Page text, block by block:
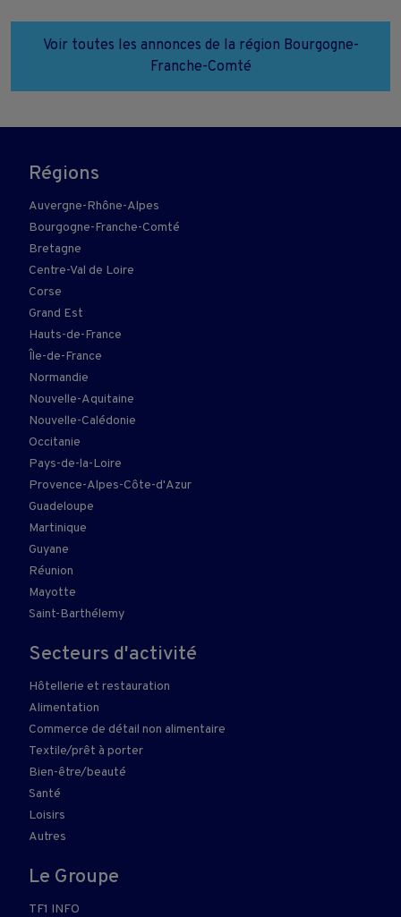
Voir toutes les annonces de la région Bourgogne-
Franche-Comté
Régions
Auvergne-Rhône-Alpes
Bourgogne-Franche-Comté
Bretagne
Centre-Val de Loire
Corse
Grand Est
Hauts-de-France
Île-de-France
Normandie
Nouvelle-Aquitaine
Nouvelle-Calédonie
Occitanie
Pays-de-la-Loire
Provence-Alpes-Côte-d'Azur
Guadeloupe
Martinique
Guyane
Réunion
Mayotte
Saint-Barthélemy
Secteurs d'activité
Hôtellerie et restauration
Alimentation
Commerce de détail non alimentaire
Textile/prêt à porter
Bien-être/beauté
Santé
Loisirs
Autres
Le Groupe
TF1 INFO